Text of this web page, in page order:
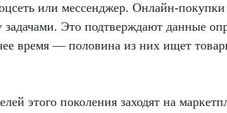
или мессенджер. Онлайн-
Это подтверждают данные
время — половина из них ищет
этого поколения заходят на